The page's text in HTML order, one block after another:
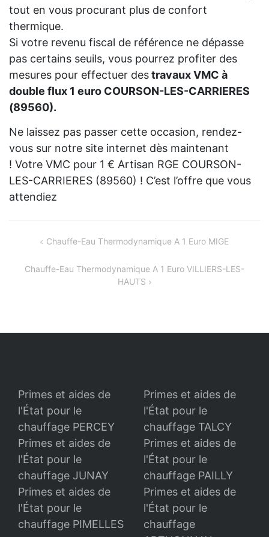
tout en vous procurant plus de confort
thermique.
Si votre revenu fiscal de référence ne dépasse
pas certains seuils, vous pourrez profiter des
mesures pour effectuer destravaux VMC à
double flux 1 euro COURSON-LES-CARRIERES
(89560).
Ne laissez pas passer cette occasion, rendez-
vous sur notre site internet dès maintenant
! Votre VMC pour 1 € Artisan RGE COURSON-
LES-CARRIERES (89560) ! C’est l’offre que vous
attendiez
Navigation
Chauffe-Eau Thermodynamique A 1 Euro MIGE
Chauffe-Eau Thermodynamique A 1 Euro VILLIERS-LES-
HAUTS
Primes et aides de
l'État pour le
chauffage PERCEY
Primes et aides de
l'État pour le
chauffage TALCY
Primes et aides de
l'État pour le
chauffage JUNAY
Primes et aides de
l'État pour le
chauffage PAILLY
Primes et aides de
l'État pour le
chauffage PIMELLES
Primes et aides de
l'État pour le
chauffage